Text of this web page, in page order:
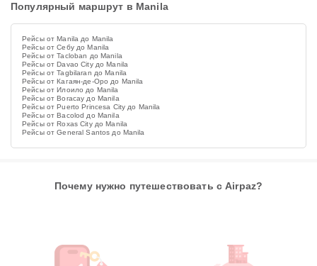
Популярный маршрут в Manila
Рейсы от Manila до Manila
Рейсы от Себу до Manila
Рейсы от Tacloban до Manila
Рейсы от Davao City до Manila
Рейсы от Tagbilaran до Manila
Рейсы от Кагаян-де-Оро до Manila
Рейсы от Илоило до Manila
Рейсы от Boracay до Manila
Рейсы от Puerto Princesa City до Manila
Рейсы от Bacolod до Manila
Рейсы от Roxas City до Manila
Рейсы от General Santos до Manila
Почему нужно путешествовать с Airpaz?